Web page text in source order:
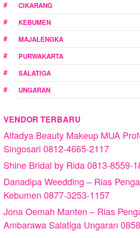
CIKARANG
KEBUMEN
MAJALENGKA
PURWAKARTA
SALATIGA
UNGARAN
VENDOR TERBARU
Alfadya Beauty Makeup MUA
Singosari 0812-4665-2117
Shine Bridal by Rida 0813-8559-
Danadipa Weedding – Rias
Kebumen 0877-3253-1157
Jona Oemah Manten – Rias
Ambarawa Salatiga Ungaran